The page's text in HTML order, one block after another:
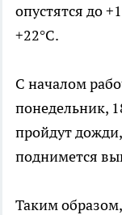
опустятся до
+22°C.
С началом
понедельник,
пройдут
поднимется
Таким